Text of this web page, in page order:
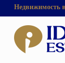
Недвижимость